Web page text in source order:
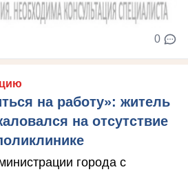
0
на работу»: житель
на отсутствие
города с